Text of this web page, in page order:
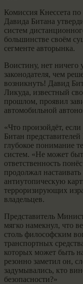
Комиссия Кнессета по
Давида Битана
систем
большинстве своём
сегменте авторынка.
Воистину, нет ничего
законодателя, чем
возникнуть! Давид
Ликуда, известный
прошлом, проявил
автомобильной
«Что произойдёт,
Битан
глубокое понимание
систем. «Не может
ответственность
продолжал
антиутопическую
терроризирующих
владельцев.
Представитель
мягко намекнул, что
столь философским
транспортных
которых может быть
резонно заметил он,
задумывались, кто
безопасности?»